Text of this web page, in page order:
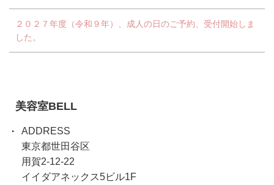
２０２７年度（令和９年）、成人の日のご予約、受付開始しま
した。
美容室BELL
ADDRESS
東京都世田谷区
用賀2-12-22
イイダアネックス5ビル1F